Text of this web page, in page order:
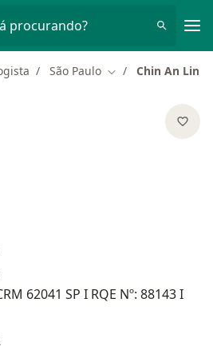
procurando?
São Paulo Mudar de cidade
Chin An Lin
62041 SP I RQE Nº: 88143 I